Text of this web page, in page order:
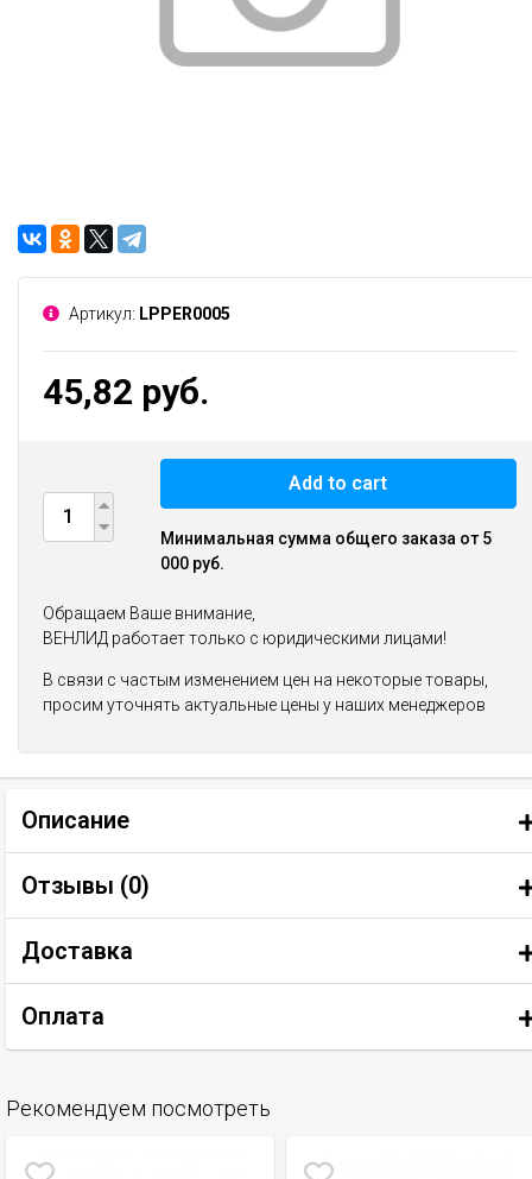
Артикул: LPPER0005
45,82 руб.
Add to cart
Минимальная сумма общего заказа от 5
000 руб.
Обращаем Ваше внимание,
ВЕНЛИД работает только с юридическими лицами!
В связи с частым изменением цен на некоторые товары,
просим уточнять актуальные цены у наших менеджеров
Описание
Отзывы (0)
Доставка
Оплата
Рекомендуем посмотреть